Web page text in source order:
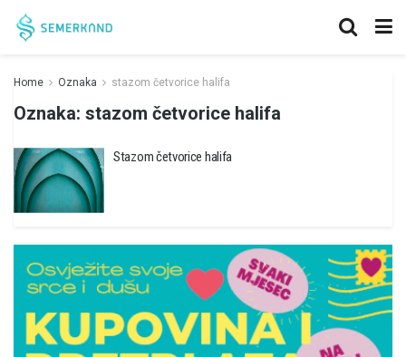
Home Oznaka stazom četvorice halifa
Oznaka: stazom četvorice halifa
Stazom četvorice halifa